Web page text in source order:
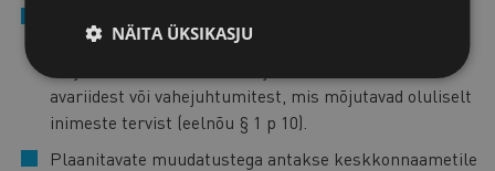
keskkonnaametit lisaks keskkonda oluliselt
avariidest või vahejuhtumitest, mis mõjutavad oluliselt
inimeste tervist (eelnõu § 1 p 10).
Plaanitavate muudatustega antakse keskkonnaametile
NÄITA ÜKSIKASJU